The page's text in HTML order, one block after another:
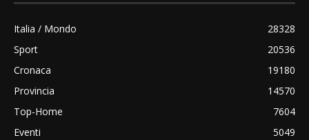
Italia / Mondo
28328
Sport
20536
Cronaca
19180
Provincia
14570
Top-Home
7604
Eventi
5049